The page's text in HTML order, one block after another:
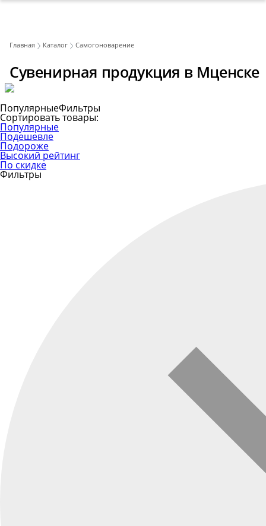
Главная Каталог Самогоноварение
Сувенирная продукция в Мценске
ПопулярныеФильтры
Сортировать товары:
Популярные
Подешевле
Подороже
Высокий рейтинг
По скидке
Фильтры